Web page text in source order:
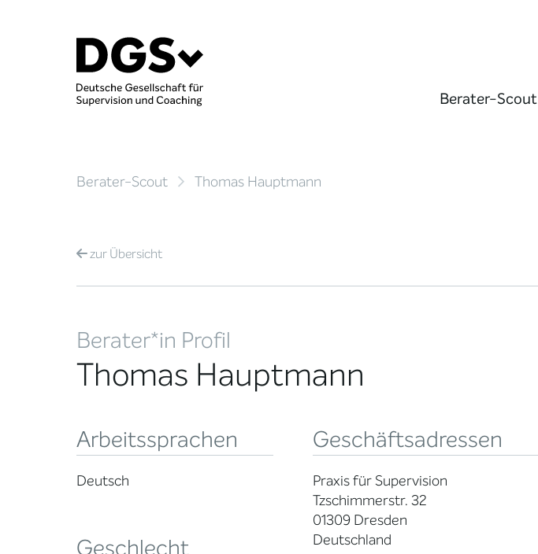
Berater-Scout
Berater-Scout Thomas Hauptmann
zurÜbersicht
Berater*in Profil
Thomas Hauptmann
Arbeitssprachen
Deutsch
Geschäftsadressen
Praxis für Supervision
Tzschimmerstr. 32
01309 Dresden
Deutschland